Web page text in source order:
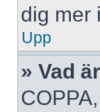
dig mer
Upp
» Vad